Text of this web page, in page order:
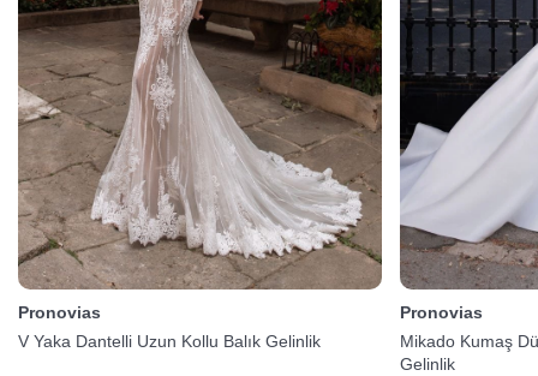
Pronovias
V Yaka Dantelli Uzun Kollu Balık Gelinlik
Pronovias
Mikado Kumaş
Gelinlik